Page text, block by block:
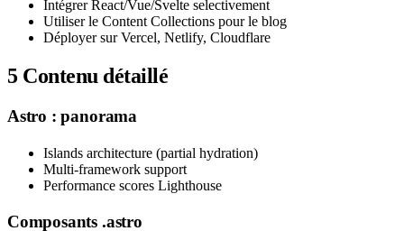
Intégrer React/Vue/Svelte selectivement
Utiliser le Content Collections pour le blog
Déployer sur Vercel, Netlify, Cloudflare
5Contenu détaillé
Astro : panorama
Islands architecture (partial hydration)
Multi-framework support
Performance scores Lighthouse
Composants .astro